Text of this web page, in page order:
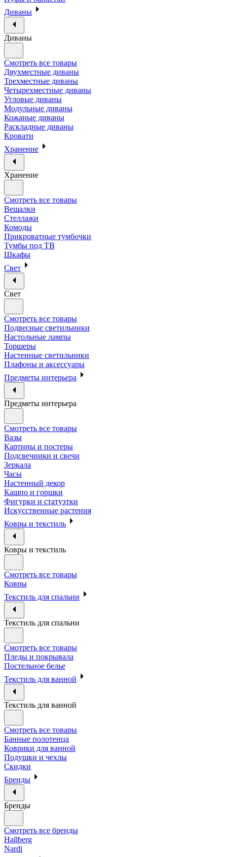
Диваны
Диваны
Смотреть все товары
Двухместные диваны
Трехместные диваны
Четырехместные диваны
Угловые диваны
Модульные диваны
Кожаные диваны
Раскладные диваны
Кровати
Хранение
Хранение
Смотреть все товары
Вешалки
Стеллажи
Комоды
Прикроватные тумбочки
Тумбы под ТВ
Шкафы
Свет
Свет
Смотреть все товары
Подвесные светильники
Настольные лампы
Торшеры
Настенные светильники
Плафоны и аксессуары
Предметы интерьера
Предметы интерьера
Смотреть все товары
Вазы
Картины и постеры
Подсвечники и свечи
Зеркала
Часы
Настенный декор
Кашпо и горшки
Фигурки и статуэтки
Искусственные растения
Ковры и текстиль
Ковры и текстиль
Смотреть все товары
Ковры
Текстиль для спальни
Текстиль для спальни
Смотреть все товары
Пледы и покрывала
Постельное белье
Текстиль для ванной
Текстиль для ванной
Смотреть все товары
Банные полотенца
Коврики для ванной
Подушки и чехлы
Скидки
Бренды
Бренды
Смотреть все бренды
Hallberg
Nardi